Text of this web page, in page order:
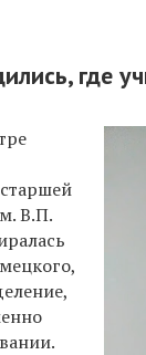
где
В.П.